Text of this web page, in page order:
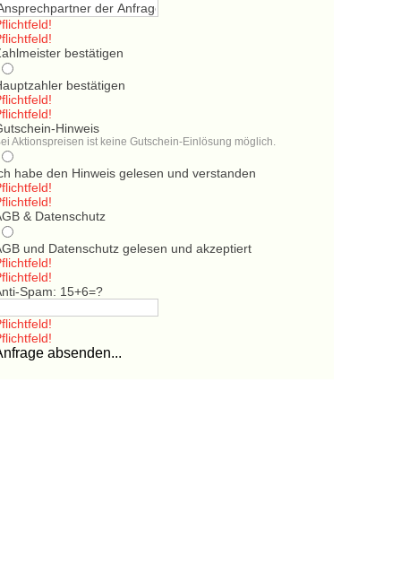
bestätigen
bestätigen
Hinweis
Aktionspreisen ist keine Gutschein-Einlösung möglich.
habe den Hinweis gelesen und verstanden
& Datenschutz
und Datenschutz gelesen und akzeptiert
Spam: 15+6=?
absenden...